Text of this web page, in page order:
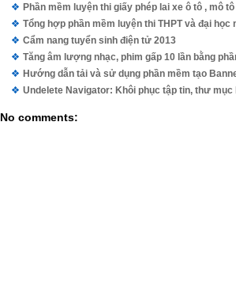
Phần mềm luyện thi giấy phép lai xe ô tô , mô
Tổng hợp phần mềm luyện thi THPT và đại học
Cẩm nang tuyển sinh điện tử 2013
Tăng âm lượng nhạc, phim gấp 10 lần bằng
Hướng dẫn tải và sử dụng phần mềm tạo
Undelete Navigator: Khôi phục tập tin, thư mục
No comments: